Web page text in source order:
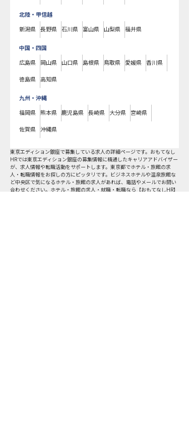
北陸・甲信越
新潟県 長野県 石川県 富山県 山梨県 福井県
中国・四国
広島県 岡山県 山口県 島根県 鳥取県 愛媛県 香川県
徳島県 高知県
九州・沖縄
福岡県 熊本県 鹿児島県 長崎県 大分県 宮崎県
佐賀県 沖縄県
東京エディション銀座で募集している求人の詳細ページです。おもてなし
HRでは東京エディション銀座の募集情報に精通したキャリアアドバイザー
が、求人情報や転職活動をサポートします。東京都でホテル・旅館の求
人・転職情報をお探しの方にピッタリです。ビジネスホテルや温泉旅館な
ど中央区で気になるホテル・旅館の求人があれば、電話やメールでお問い
合わせください。ホテル・旅館の求人・就職・転職なら【おもてなしHR】